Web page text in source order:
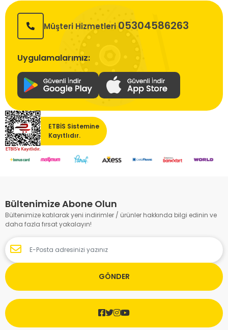
Müşteri Hizmetleri 05304586263
Uygulamalarımız:
ETBİS Sistemine
Kayıtlıdır.
Bültenimize Abone Olun
Bültenimize katılarak yeni indirimler / ürünler hakkında bilgi edinin ve
daha fazla fırsat yakalayın!
GÖNDER